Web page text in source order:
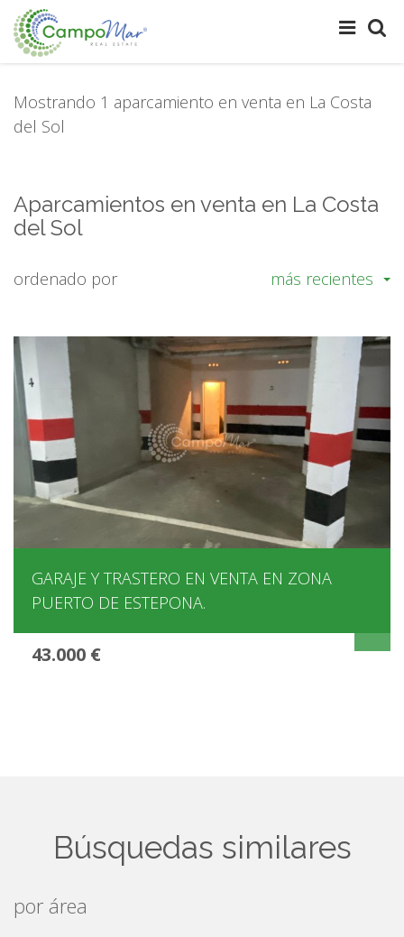
Mostrando 1 aparcamiento en venta en La Costa
del Sol
Aparcamientos en venta en La Costa
del Sol
ordenado por más recientes
GARAJE Y TRASTERO EN VENTA EN ZONA
PUERTO DE ESTEPONA.
43.000 €
Búsquedas similares
por área